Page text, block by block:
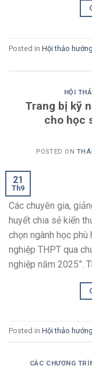
Posted in Hội thảo
HỘI
Trang bị kỹ
cho học
POSTED ON
21
Th9
Các chuyên gia,
huyết chia sẻ kiến
chọn ngành học
nghiệp THPT qua
nghiệp năm 2025”.
Posted in Hội thảo
CÁC CHƯƠNG